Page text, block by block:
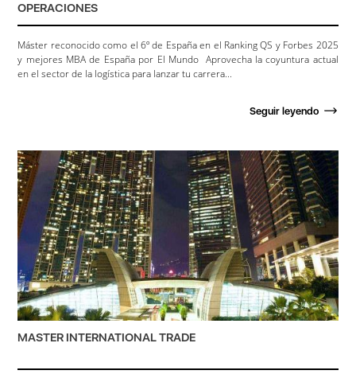
OPERACIONES
Máster reconocido como el 6º de España en el Ranking QS y Forbes 2025
y mejores MBA de España por El Mundo Aprovecha la coyuntura actual
en el sector de la logística para lanzar tu carrera...
Seguir leyendo
MASTER INTERNATIONAL TRADE